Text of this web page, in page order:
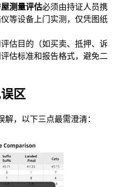
屋测量评估必须由持证人员携
等设备上门实测，仅凭图纸
估目的（如买卖、抵押、诉
估标准和报告格式，避免二
区
解，以下三点最需澄清：